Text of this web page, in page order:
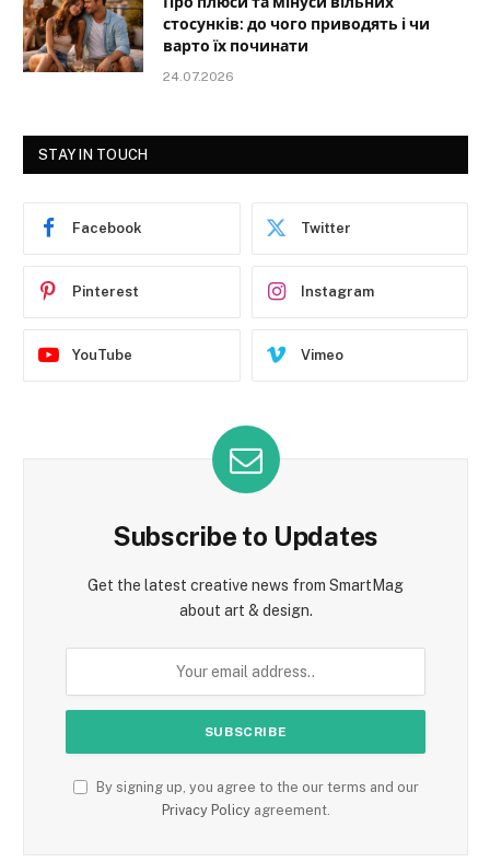
стосунків: до чого приводять і чи
варто їх починати
24.07.2026
STAY IN TOUCH
Facebook Twitter
Pinterest Instagram
YouTube Vimeo
Subscribe to Updates
Get the latest creative news from SmartMag
about art & design.
By signing up, you agree to the our terms and our
Privacy Policyagreement.